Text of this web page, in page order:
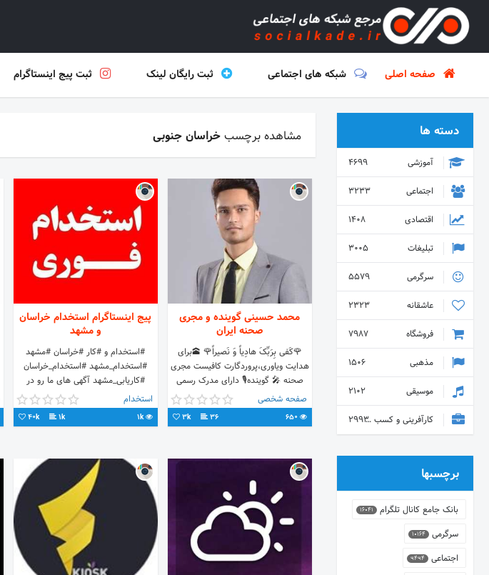
صفحه اصلی شبکه های اجتماعی ثبت رایگان لینک ثبت پیج اینستاگرام
مشاهده برچسب خراسان جنوبی
محمد حسینی گوینده و مجری
صحنه ایران
🌹کَفی‏ بِرَبِّکَ هادِیاً وَ نَصیراً🌹 🕋برای
هدایت ویاوری،پروردگارت کافیست مجری
صحنه 🎤 گوینده🎙️ دارای مدرک رسمی
فن بیان و سخنوری #خراسان_جنوبی
صفحه شخصی
650
36
3k
پیج اینستاگرام استخدام خراسان
و مشهد
#استخدام و #کار #خراسان #مشهد
#استخدام_مشهد #استخدام_خراسان
#کاریابی_مشهد آگهی های ما رو در
تلگرام با همین تگ بصورت کامل دنبال
کنید 👇
استخدام
1k
1k
40k
دسته ها
آموزشی
4699
اجتماعی
3233
اقتصادی
1408
تبلیغات
3005
سرگرمی
5579
عاشقانه
2323
فروشگاه
7987
مذهبی
1506
موسیقی
2102
کارآفرینی و کسب و کار 2993
برچسبها
بانک جامع کانال تلگرام 16041
سرگرمی 10164
اجتماعی 9494